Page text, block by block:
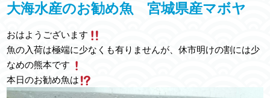
大海水産のお勧め魚 宮城県産マボヤ
おはようございます
魚の入荷は極端に少なくも有りませんが、休市明けの割には少
なめの熊本です
本日のお勧め魚は